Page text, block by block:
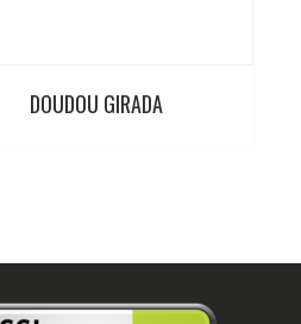
DOUDOU GIRADA